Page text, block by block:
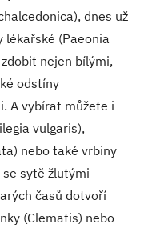
dnes už
lékařské (Paeonia
nejen bílými,
odstíny
A vybírat můžete i
vulgaris),
nebo také vrbiny
sytě žlutými
časů dotvoří
(Clematis) nebo